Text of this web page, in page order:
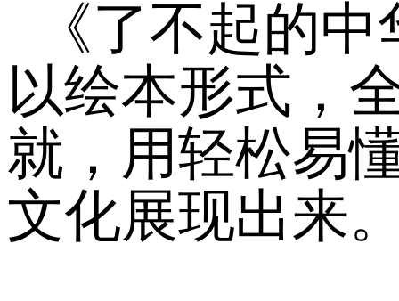
《了不起的
以绘本形式，
就，用轻松易
文化展现出来